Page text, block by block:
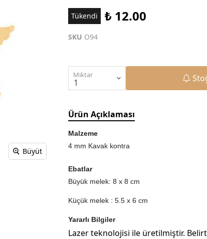
Büyüt
Tükendi ₺ 12.00
SKU O94
Miktar
Ürün Açıklaması
Malzeme
4 mm Kavak kontra
Ebatlar
Büyük melek: 8 x 8 cm
Küçük melek : 5.5 x 6 cm
Yararlı Bilgiler
Lazer teknolojisi ile üretilmiştir.